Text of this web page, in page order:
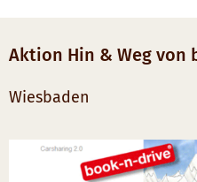
Aktion Hin & Weg von
Wiesbaden